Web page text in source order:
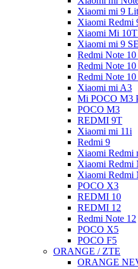
Xiaomi mi 9
Xiaomi Redmi
Xiaomi Mi
Xiaomi mi 9 SE
Redmi Note 10
Redmi Note 10
Redmi Note
Xiaomi mi A3
Mi POCO M3
POCO M3
REDMI 9T
Xiaomi mi 11i
Redmi 9
Xiaomi Redmi
Xiaomi Redmi
Xiaomi Redmi
POCO X3
REDMI 10
REDMI 12
Redmi Note 12
POCO X5
POCO F5
ORANGE / ZTE
ORANGE